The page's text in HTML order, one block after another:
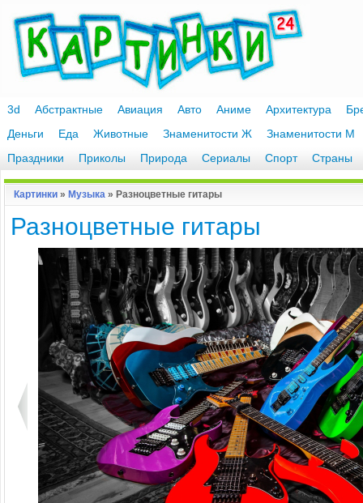
3d Абстрактные Авиация Авто Аниме Архитектура
Деньги
Еда Животные Знаменитости Ж
Знаменитости М
Праздники
Приколы Природа Сериалы Спорт Страны
Картинки » Музыка » Разноцветные гитары
Разноцветные гитары